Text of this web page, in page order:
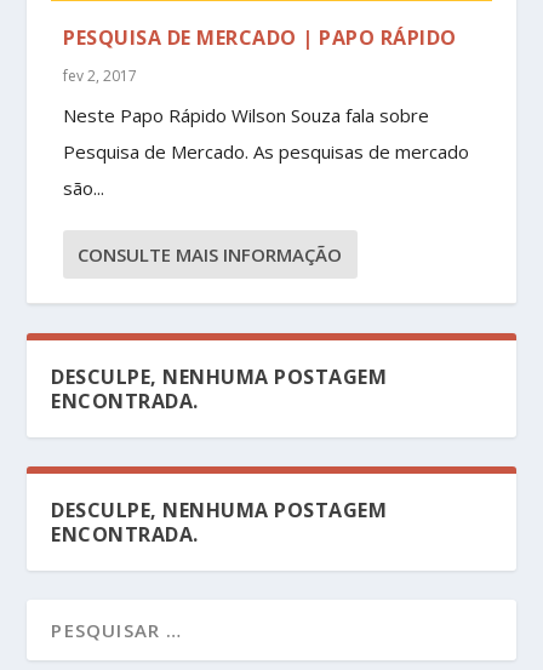
PESQUISA DE MERCADO | PAPO RÁPIDO
fev 2, 2017
Neste Papo Rápido Wilson Souza fala sobre
Pesquisa de Mercado. As pesquisas de mercado
são...
CONSULTE MAIS INFORMAÇÃO
DESCULPE, NENHUMA POSTAGEM
ENCONTRADA.
DESCULPE, NENHUMA POSTAGEM
ENCONTRADA.